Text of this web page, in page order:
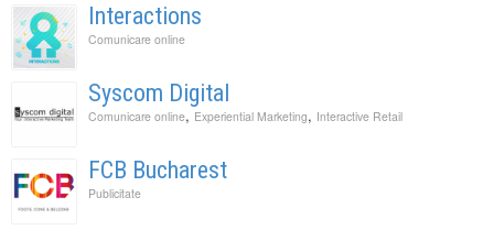
Interactions
Comunicare online
Syscom Digital
Comunicare online, Experiential Marketing, Interactive Retail
FCB Bucharest
Publicitate